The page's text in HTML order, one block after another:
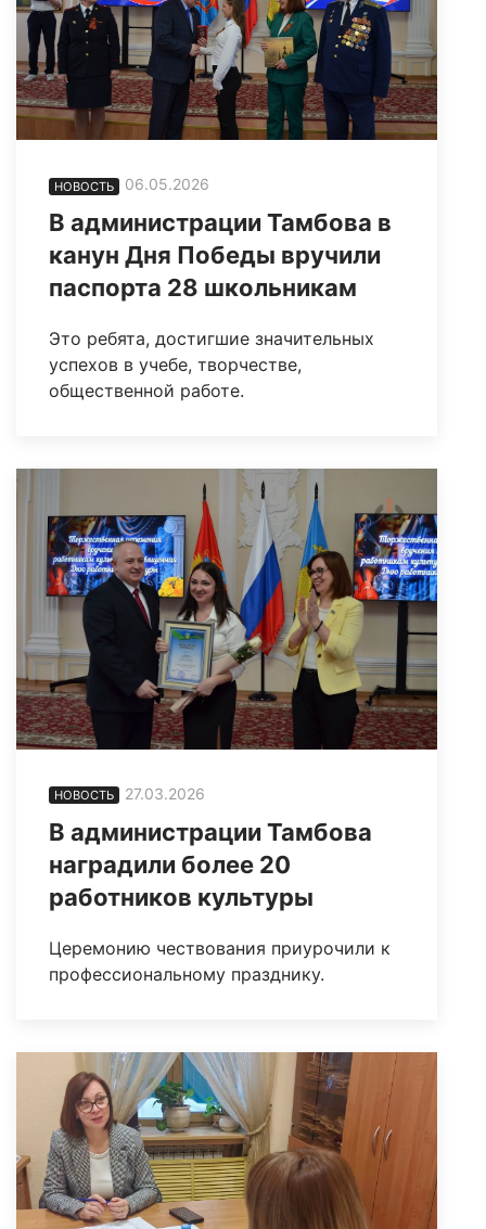
НОВОСТЬ 06.05.2026
В администрации Тамбова в
канун Дня Победы вручили
паспорта 28 школьникам
Это ребята, достигшие значительных
успехов в учебе, творчестве,
общественной работе.
НОВОСТЬ 27.03.2026
В администрации Тамбова
наградили более 20
работников культуры
Церемонию чествования приурочили к
профессиональному празднику.